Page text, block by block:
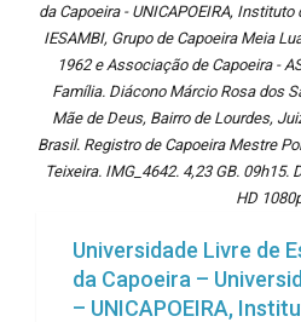
da Capoeira - UNICAPOEIRA,
IESAMBI, Grupo de Capoeira Meia
1962 e Associação de Capoeira -
Família. Diácono Márcio Rosa dos
Mãe de Deus, Bairro de Lourdes,
Brasil. Registro de Capoeira Mestre
Teixeira. IMG_4642. 4,23 GB. 09h15.
HD
Universidade Livre de
da Capoeira –
– UNICAPOEIRA,